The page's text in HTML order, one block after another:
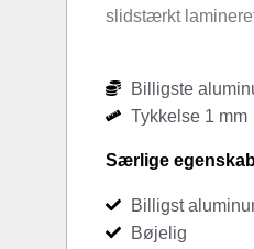
slidstærkt
Billigste
Tykkelse 1 mm
Særlige
Billigst
Bøjelig